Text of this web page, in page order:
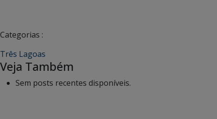
Categorias :
Três Lagoas
Veja Também
Sem posts recentes disponíveis.